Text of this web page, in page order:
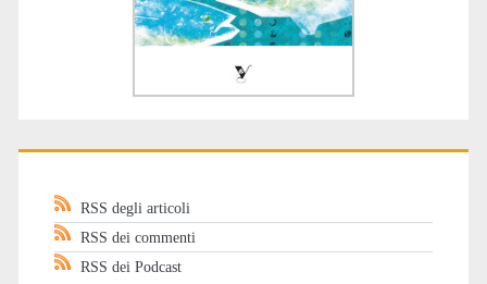
RSS degli articoli
RSS dei commenti
RSS dei Podcast